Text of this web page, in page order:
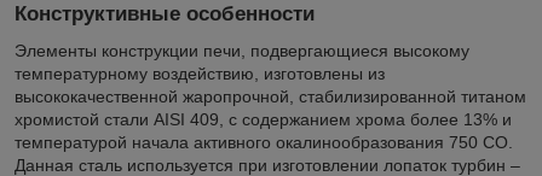
Конструктивные особенности
Элементы конструкции печи, подвергающиеся высокому
температурному воздействию, изготовлены из
высококачественной жаропрочной, стабилизированной титаном
хромистой стали AISI 409, с содержанием хрома более 13% и
температурой начала активного окалинообразования 750 СО.
Данная сталь используется при изготовлении лопаток турбин –